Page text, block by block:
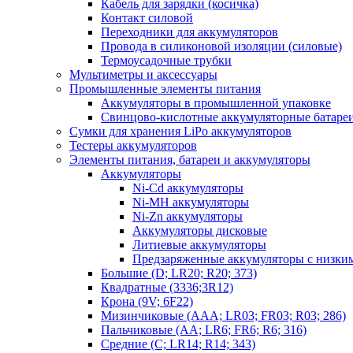
Кабель для зарядки (косичка)
Контакт силовой
Переходники для аккумуляторов
Провода в силиконовой изоляции (силовые)
Термоусадочные трубки
Мультиметры и аксессуары
Промышленные элементы питания
Аккумуляторы в промышленной упаковке
Свинцово-кислотные аккумуляторные
Сумки для хранения LiPo аккумуляторов
Тестеры аккумуляторов
Элементы питания, батареи и аккумуляторы
Аккумуляторы
Ni-Cd аккумуляторы
Ni-MH аккумуляторы
Ni-Zn аккумуляторы
Аккумуляторы дисковые
Литиевые аккумуляторы
Предзаряженные аккумуляторы с
Большие (D; LR20; R20; 373)
Квадратные (3336;3R12)
Крона (9V; 6F22)
Мизинчиковые (AAA; LR03; FR03; R03; 286)
Пальчиковые (AA; LR6; FR6; R6; 316)
Средние (C; LR14; R14; 343)